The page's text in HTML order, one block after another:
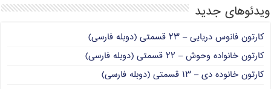
ویدئوهای جدید
کارتون فانوس دریایی – ۲۳ قسمتی (دوبله فارسی)
کارتون خانواده وحوش – ۲۲ قسمتی (دوبله فارسی)
کارتون خانوده دی – ۱۳ قسمتی (دوبله فارسی)